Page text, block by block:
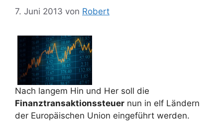
7. Juni 2013 von Robert
Nach langem Hin und Her soll die
Finanztransaktionssteuer nun in elf Ländern
der Europäischen Union eingeführt werden.